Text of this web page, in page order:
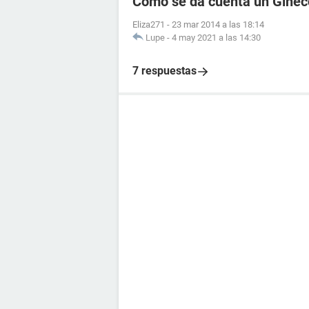
Eliza271 - 23 mar 2014 a las 18:14
Lupe - 4 may 2021 a las 14:30
7 respuestas